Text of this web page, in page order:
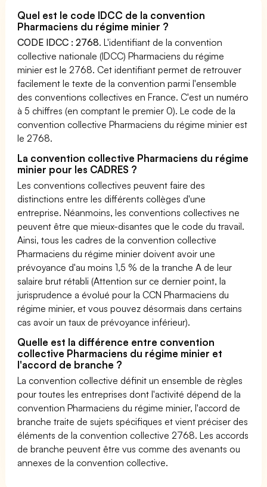
Quel est le code IDCC de la convention
Pharmaciens du régime minier ?
CODE IDCC : 2768. L'identifiant de la convention
collective nationale (IDCC) Pharmaciens du régime
minier est le 2768. Cet identifiant permet de retrouver
facilement le texte de la convention parmi l'ensemble
des conventions collectives en France. C'est un numéro
à 5 chiffres (en comptant le premier 0). Le code de la
convention collective Pharmaciens du régime minier est
le 2768.
La convention collective Pharmaciens du régime
minier pour les CADRES ?
Les conventions collectives peuvent faire des
distinctions entre les différents collèges d'une
entreprise. Néanmoins, les conventions collectives ne
peuvent être que mieux-disantes que le code du travail.
Ainsi, tous les cadres de la convention collective
Pharmaciens du régime minier doivent avoir une
prévoyance d'au moins 1,5 % de la tranche A de leur
salaire brut rétabli (Attention sur ce dernier point, la
jurisprudence a évolué pour la CCN Pharmaciens du
régime minier, et vous pouvez désormais dans certains
cas avoir un taux de prévoyance inférieur).
Quelle est la différence entre convention
collective Pharmaciens du régime minier et
l'accord de branche ?
La convention collective définit un ensemble de règles
pour toutes les entreprises dont l'activité dépend de la
convention Pharmaciens du régime minier, l'accord de
branche traite de sujets spécifiques et vient préciser des
éléments de la convention collective 2768. Les accords
de branche peuvent être vus comme des avenants ou
annexes de la convention collective.